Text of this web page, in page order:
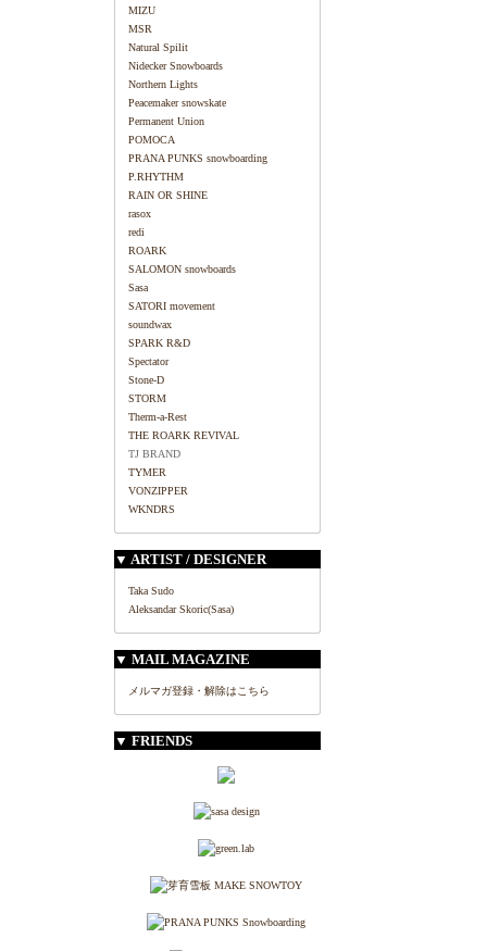
MIZU
MSR
Natural Spilit
Nidecker Snowboards
Northern Lights
Peacemaker snowskate
Permanent Union
POMOCA
PRANA PUNKS snowboarding
P.RHYTHM
RAIN OR SHINE
rasox
redi
ROARK
SALOMON snowboards
Sasa
SATORI movement
soundwax
SPARK R&D
Spectator
Stone-D
STORM
Therm-a-Rest
THE ROARK REVIVAL
TJ BRAND
TYMER
VONZIPPER
WKNDRS
▼ ARTIST / DESIGNER
Taka Sudo
Aleksandar Skoric(Sasa)
▼ MAIL MAGAZINE
メルマガ登録・解除はこちら
▼ FRIENDS